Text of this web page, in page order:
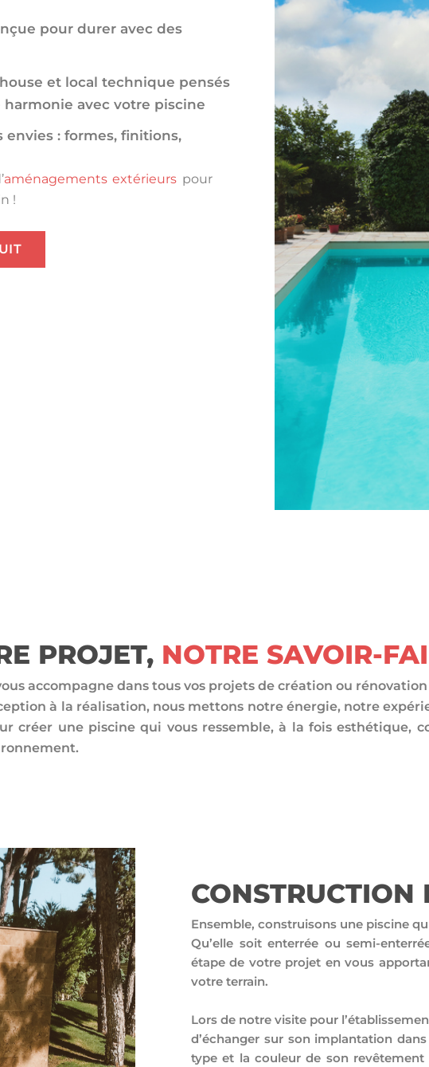
pour durer avec des
et local technique pensés
avec votre piscine
envies : formes, finitions,
aménagements extérieurs pour
!
PROJET, NOTRE SAVOIR-
accompagne dans tous vos projets de création ou
à la réalisation, nous mettons notre énergie, notre
créer une piscine qui vous ressemble, à la fois esthétique,
CONSTRUCTION
Ensemble, construisons une piscine
Qu’elle soit enterrée ou semi-
étape de votre projet en vous
votre terrain.
Lors de notre visite pour
d’échanger sur son implantation
type et la couleur de son